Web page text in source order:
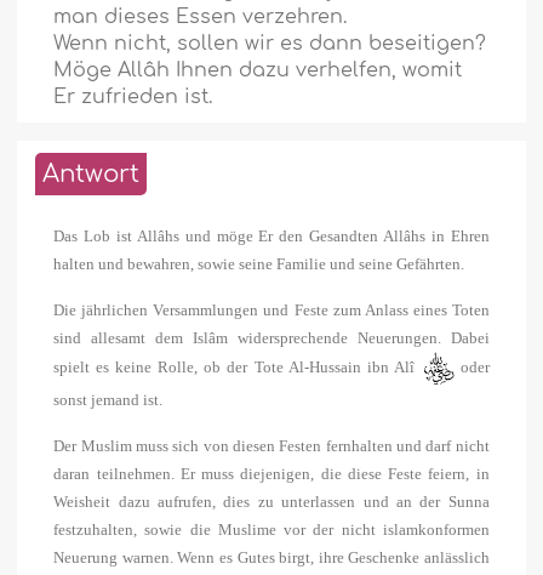
man dieses Essen verzehren.
Wenn nicht, sollen wir es dann beseitigen?
Möge Allâh Ihnen dazu verhelfen, womit
Er zufrieden ist.
Antwort
Das Lob ist Allâhs und möge Er den Gesandten Allâhs in Ehren
halten und bewahren, sowie seine Familie und seine Gefährten.
Die jährlichen Versammlungen und Feste zum Anlass eines Toten
sind allesamt dem Islâm widersprechende Neuerungen. Dabei
spielt es keine Rolle, ob der Tote Al-Hussain ibn Alî
oder
sonst jemand ist.
Der Muslim muss sich von diesen Festen fernhalten und darf nicht
daran teilnehmen. Er muss diejenigen, die diese Feste feiern, in
Weisheit dazu aufrufen, dies zu unterlassen und an der Sunna
festzuhalten, sowie die Muslime vor der nicht islamkonformen
Neuerung warnen. Wenn es Gutes birgt, ihre Geschenke anlässlich